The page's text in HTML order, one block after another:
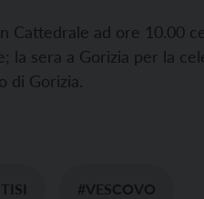
Cattedrale ad ore 10.00
la sera a Gorizia per la
di Gorizia.
#VESCOVO